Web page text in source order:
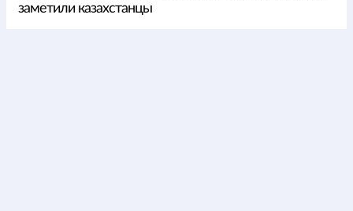
заметили казахстанцы